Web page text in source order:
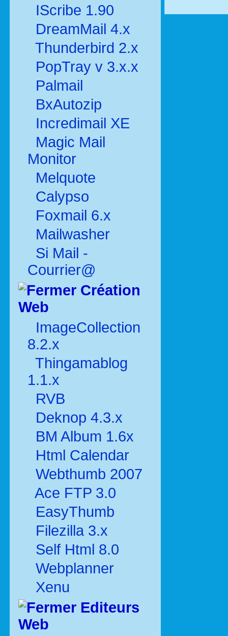
IScribe 1.90
DreamMail 4.x
Thunderbird 2.x
PopTray v 3.x.x
Palmail
BxAutozip
Incredimail XE
Magic Mail
Monitor
Melquote
Calypso
Foxmail 6.x
Mailwasher
Si Mail -
Courrier@
Création
Web
ImageCollection
8.2.x
Thingamablog
1.1.x
RVB
Deknop 4.3.x
BM Album 1.6x
Html Calendar
Webthumb 2007
Ace FTP 3.0
EasyThumb
Filezilla 3.x
Self Html 8.0
Webplanner
Xenu
Editeurs
Web